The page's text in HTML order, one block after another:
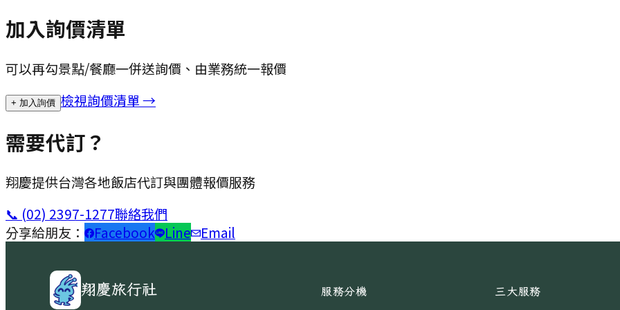
加入詢價清單
可以再勾景點/餐廳一併送詢價、由業務統一報價
+ 加入詢價 檢視詢價清單 →
需要代訂？
翔慶提供台灣各地飯店代訂與團體報價服務
📞 (02) 2397-1277聯絡我們
分享給朋友：
Facebook Line Email
翔慶旅行社 服務分機
三大服務